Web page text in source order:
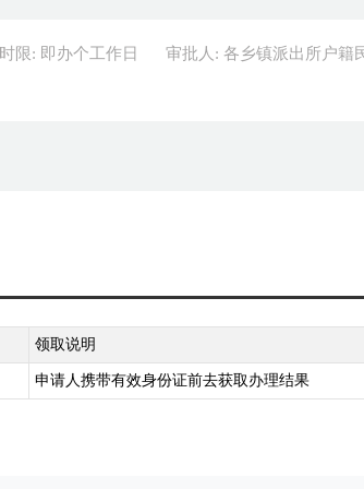
时限: 即办个工作日 审批人: 各乡镇派出所户籍
领取说明
申请人携带有效身份证前去获取办理结果